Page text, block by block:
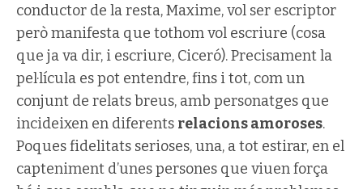
conductor de la resta, Maxime, vol ser escriptor
però manifesta que tothom vol escriure (cosa
que ja va dir, i escriure, Ciceró). Precisament la
pel·lícula es pot entendre, fins i tot, com un
conjunt de relats breus, amb personatges que
incideixen en diferents relacions amoroses.
Poques fidelitats serioses, una, a tot estirar, en el
capteniment d’unes persones que viuen força